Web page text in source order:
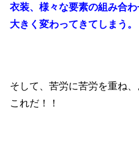
衣装、様々な要素の組み合
大きく変わってきてしまう。
そして、苦労に苦労を重ね
これだ！！